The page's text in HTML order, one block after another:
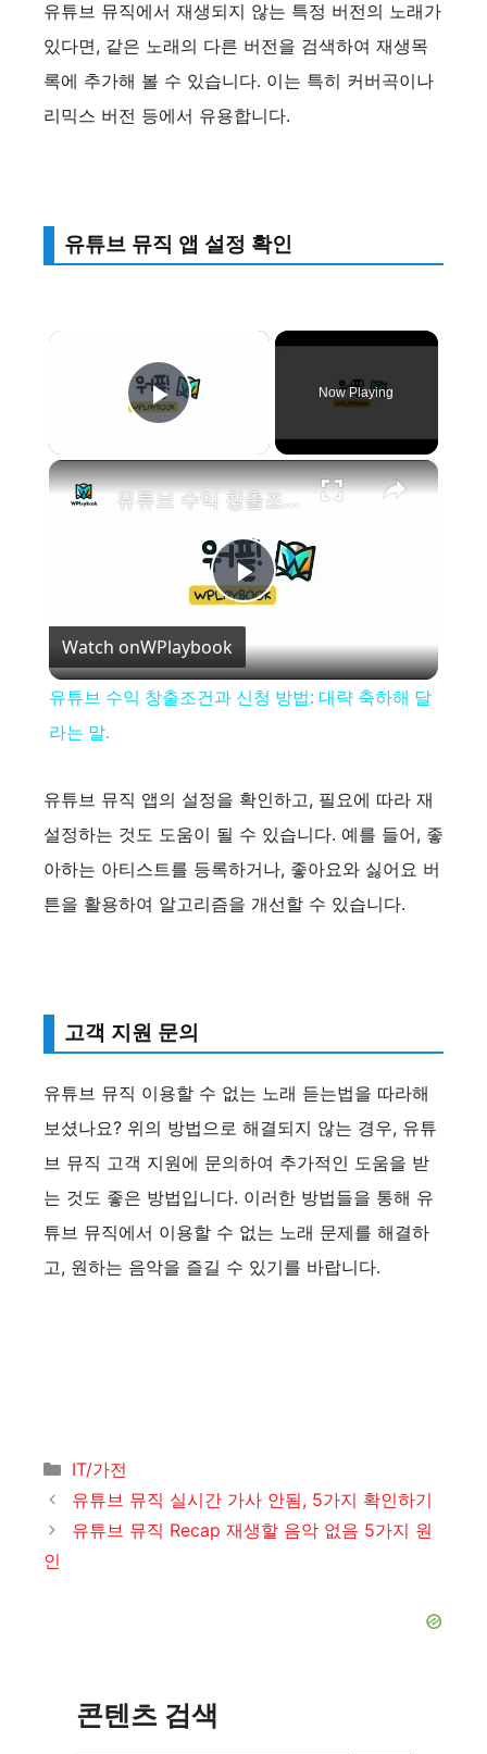
유튜브 뮤직에서 재생되지 않는 특정 버전의 노래가
있다면, 같은 노래의 다른 버전을 검색하여 재생목
록에 추가해 볼 수 있습니다. 이는 특히 커버곡이나
리믹스 버전 등에서 유용합니다.
유튜브 뮤직 앱 설정 확인
×
Play Video
Now Playing
×
P
l
y
V
e
o
유튜브 수익 창출조건과 신청 방법: 대략 축하해 달라는 말.
Watch onWPlaybook
유튜브 수익 창출조건과 신청 방법: 대략 축하해 달
라는 말.
유튜브 뮤직 앱의 설정을 확인하고, 필요에 따라 재
설정하는 것도 도움이 될 수 있습니다. 예를 들어, 좋
아하는 아티스트를 등록하거나, 좋아요와 싫어요 버
튼을 활용하여 알고리즘을 개선할 수 있습니다.
고객 지원 문의
유튜브 뮤직 이용할 수 없는 노래 듣는법을 따라해
보셨나요? 위의 방법으로 해결되지 않는 경우, 유튜
브 뮤직 고객 지원에 문의하여 추가적인 도움을 받
는 것도 좋은 방법입니다. 이러한 방법들을 통해 유
튜브 뮤직에서 이용할 수 없는 노래 문제를 해결하
고, 원하는 음악을 즐길 수 있기를 바랍니다​​​​​​.
카
테
리
IT/가전
유튜브 뮤직 실시간 가사 안됨, 5가지 확인하기
유튜브 뮤직 Recap 재생할 음악 없음 5가지 원
인
콘텐츠 검색